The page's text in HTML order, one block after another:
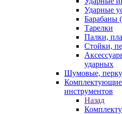
Ударные
Барабаны
Тарелки
Палки,
Стойки,
ударных
Шумовые,
инструментов
Назад